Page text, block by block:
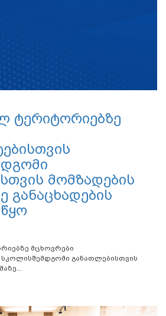
ტერიტორიებზე
მომზადების
განაცხადების
მცხოვრები
სკოლისშემდგომი განათლებისთვის